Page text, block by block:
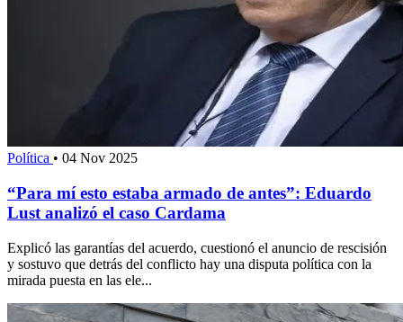
Política • 04 Nov 2025
“Para mí esto estaba armado de antes”: Eduardo
Lust analizó el caso Cardama
Explicó las garantías del acuerdo, cuestionó el anuncio de rescisión
y sostuvo que detrás del conflicto hay una disputa política con la
mirada puesta en las ele...